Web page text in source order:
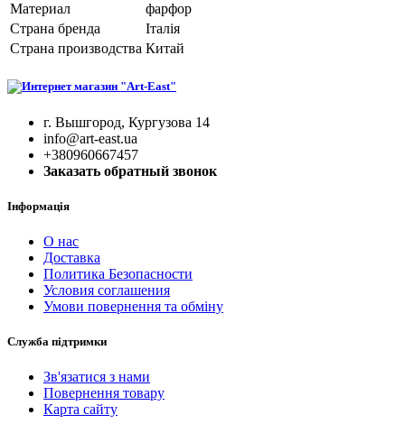
Материал
фарфор
Страна бренда
Італія
Страна производства Китай
г. Вышгород, Кургузова 14
info@art-east.ua
+380960667457
Заказать обратный звонок
Інформація
О нас
Доставка
Политика Безопасности
Условия соглашения
Умови повернення та обміну
Служба підтримки
Зв'язатися з нами
Повернення товару
Карта сайту